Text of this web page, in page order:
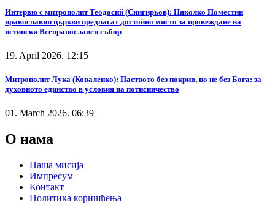
Интервю с митрополит Теодосий (Снигирьов): Няколко Поместни
православни църкви предлагат достойно място за провеждане на
истински Всеправославен събор
19. April 2026. 12:15
Митрополит Лука (Коваленко): Паството без покрив, но не без Бога: за
духовното единство в условия на потисничество
01. March 2026. 06:39
О нама
Наша мисија
Импресум
Контакт
Политика коришћења